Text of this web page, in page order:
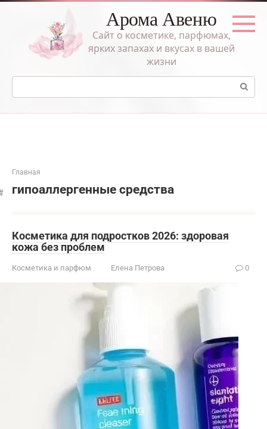
Перейти
Арома Авеню
Сайт о косметике, парфюмах,
ярких запахах и вкусах в вашей
жизни
Поиск:
Главная
гипоаллергенные средства
Косметика для подростков 2026: здоровая
кожа без проблем
Косметика и парфюм Елена Петрова 0